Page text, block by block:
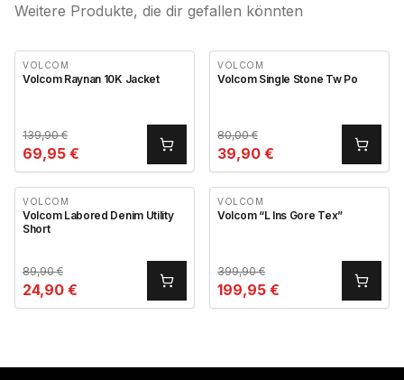
Weitere Produkte, die dir gefallen könnten
VOLCOM
Volcom Raynan 10K Jacket
139,90€
69,95 €
VOLCOM
Volcom Single Stone Tw Po
80,00€
39,90 €
VOLCOM
Volcom Labored Denim Utility
Short
89,90€
24,90 €
VOLCOM
Volcom “L Ins Gore Tex”
399,90€
199,95 €